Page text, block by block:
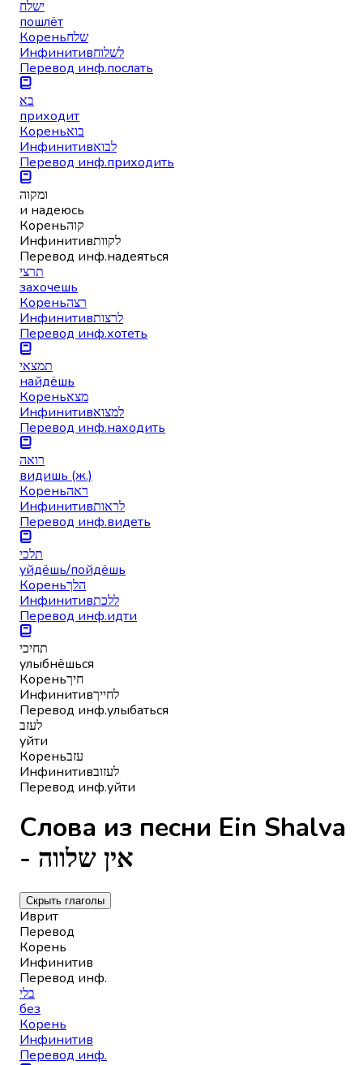
ישלח
пошлёт
Кореньשלח
Инфинитивלשלוח
Перевод инф.послать
בא
приходит
Кореньבוא
Инфинитивלבוא
Перевод инф.приходить
ומקוה
и надеюсь
Кореньקוה
Инфинитивלקוות
Перевод инф.надеяться
תרצי
захочешь
Кореньרצה
Инфинитивלרצות
Перевод инф.хотеть
תמצאי
найдёшь
Кореньמצא
Инфинитивלמצוא
Перевод инф.находить
רואה
видишь (ж.)
Кореньראה
Инфинитивלראות
Перевод инф.видеть
תלכי
уйдёшь/пойдёшь
Кореньהלך
Инфинитивללכת
Перевод инф.идти
תחיכי
улыбнёшься
Кореньחיך
Инфинитивלחייך
Перевод инф.улыбаться
לעזב
уйти
Кореньעזב
Инфинитивלעזוב
Перевод инф.уйти
Слова из песни Ein Shalva
- אין שלווה
Скрыть глаголы
Иврит
Перевод
Корень
Инфинитив
Перевод инф.
בלי
без
Корень
Инфинитив
Перевод инф.